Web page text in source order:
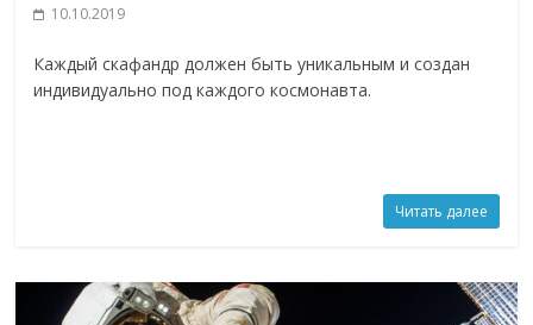
10.10.2019
Каждый скафандр должен быть уникальным и создан
индивидуально под каждого космонавта.
Читать далее